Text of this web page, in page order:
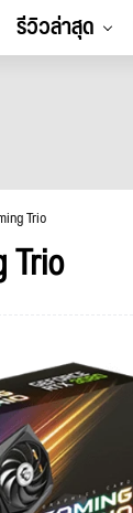
รีวิวล่าสุด
Trio